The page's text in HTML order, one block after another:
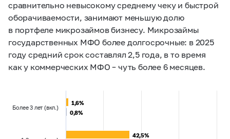
сравнительно невысокому среднему чеку и быстрой
оборачиваемости, занимают меньшую долю
в портфеле микрозаймов бизнесу. Микрозаймы
государственных МФО более долгосрочные: в 2025
году средний срок составлял 2,5 года, в то время
как у коммерческих МФО – чуть более 6 месяцев.
1,6%
1,6%
42,5%
42,5%
0,8%
0,8%
Более 3 лет (вкл.)